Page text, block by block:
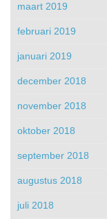
maart 2019
februari 2019
januari 2019
december 2018
november 2018
oktober 2018
september 2018
augustus 2018
juli 2018